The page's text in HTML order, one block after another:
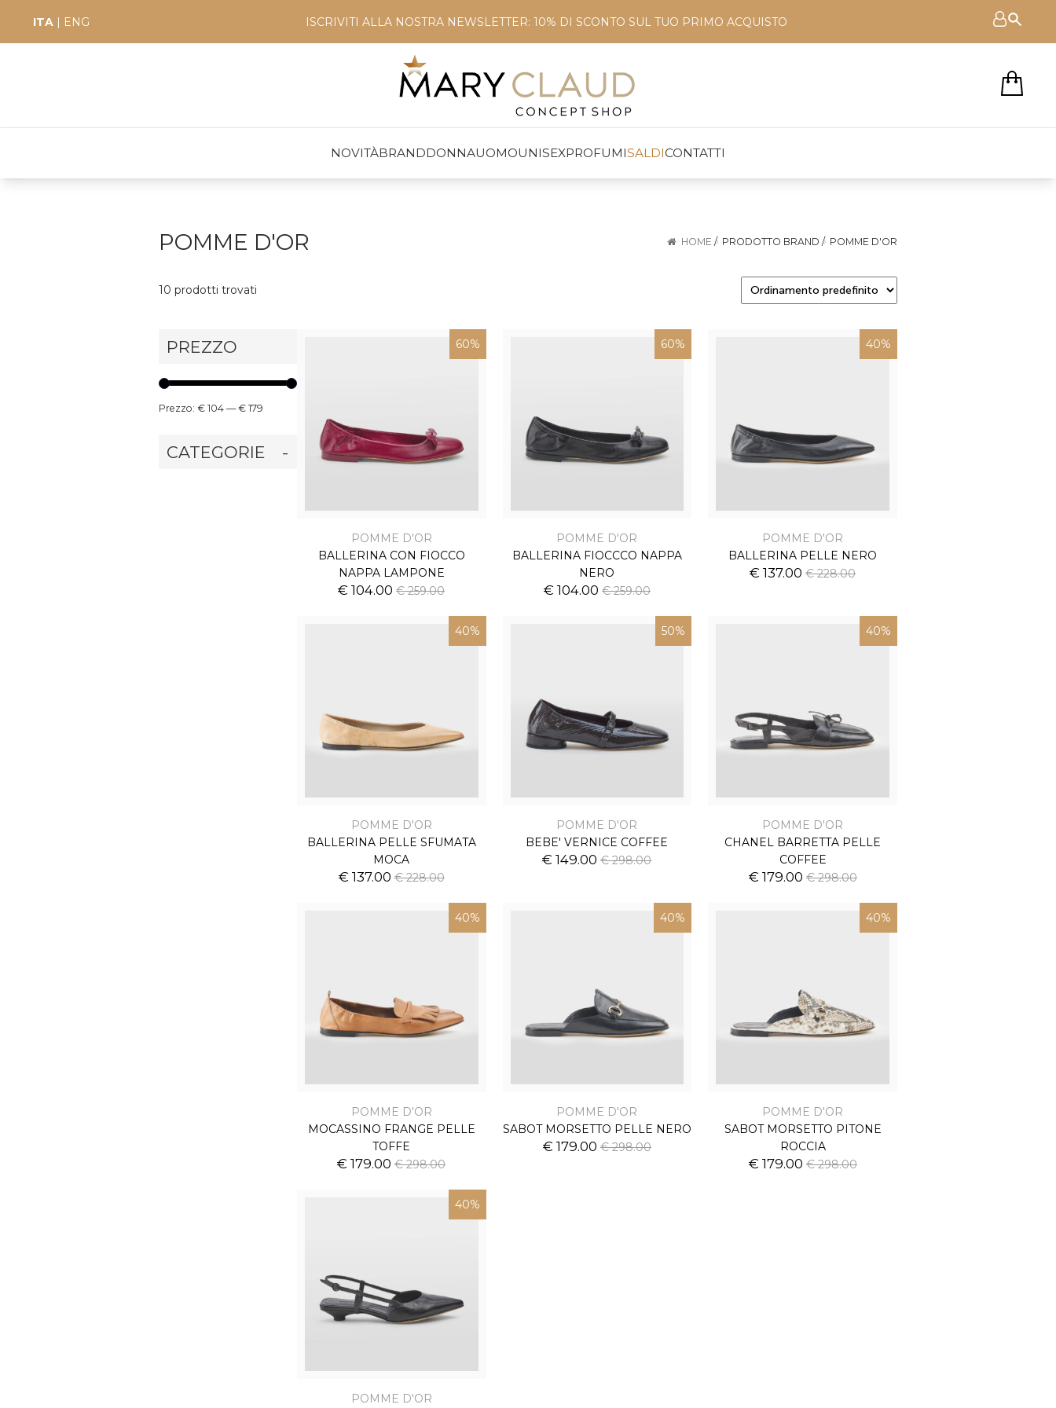
ITA | ENG ISCRIVITI ALLA NOSTRA NEWSLETTER: 10% DI SCONTO SUL TUO PRIMO ACQUISTO
NOVITÀBRANDDONNAUOMOUNISEXPROFUMISALDICONTATTI
POMME D'OR HOME / PRODOTTO BRAND / POMME D'OR
10 prodotti trovati
PREZZO
Prezzo: € 104—€ 179
CATEGORIE -
60%
POMME D'OR
BALLERINA CON FIOCCO
NAPPA LAMPONE
€ 104.00€ 259.00
60%
POMME D'OR
BALLERINA FIOCCCO NAPPA
NERO
€ 104.00 € 259.00
40%
POMME D'OR
BALLERINA PELLE NERO
€ 137.00€ 228.00
40%
POMME D'OR
BALLERINA PELLE SFUMATA
MOCA
€ 137.00€ 228.00
50%
POMME D'OR
BEBE' VERNICE COFFEE
€ 149.00€ 298.00
40%
POMME D'OR
CHANEL BARRETTA PELLE
COFFEE
€ 179.00 € 298.00
40%
POMME D'OR
MOCASSINO FRANGE PELLE
TOFFE
€ 179.00€ 298.00
40%
POMME D'OR
SABOT MORSETTO PELLE NERO
€ 179.00 € 298.00
40%
POMME D'OR
SABOT MORSETTO PITONE
ROCCIA
€ 179.00 € 298.00
40%
POMME D'OR